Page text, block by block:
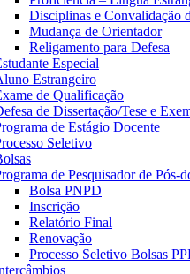
Disciplinas e Convalidação
Mudança de Orientador
Religamento para Defesa
Especial
Estrangeiro
de Qualificação
de Dissertação/Tese e
de Estágio Docente
Seletivo
de Pesquisador de Pós-
Bolsa PNPD
Inscrição
Relatório Final
Renovação
Processo Seletivo Bolsas